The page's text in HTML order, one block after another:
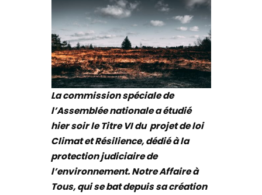
La commission spéciale de
l’Assemblée nationale a étudié
hier soir le Titre VI du projet de loi
Climat et Résilience, dédié à la
protection judiciaire de
l’environnement. Notre Affaire à
Tous, qui se bat depuis sa création